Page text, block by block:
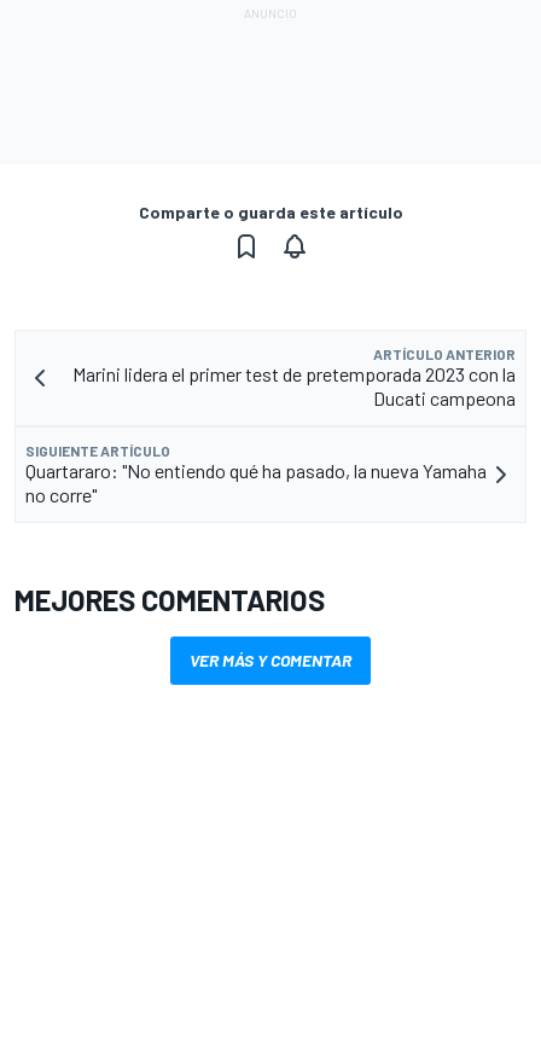
Comparte o guarda este artículo
ARTÍCULO ANTERIOR
Marini lidera el primer test de pretemporada 2023 con la
Ducati campeona
SIGUIENTE ARTÍCULO
Quartararo: "No entiendo qué ha pasado, la nueva Yamaha
no corre"
MEJORES COMENTARIOS
VER MÁS Y COMENTAR